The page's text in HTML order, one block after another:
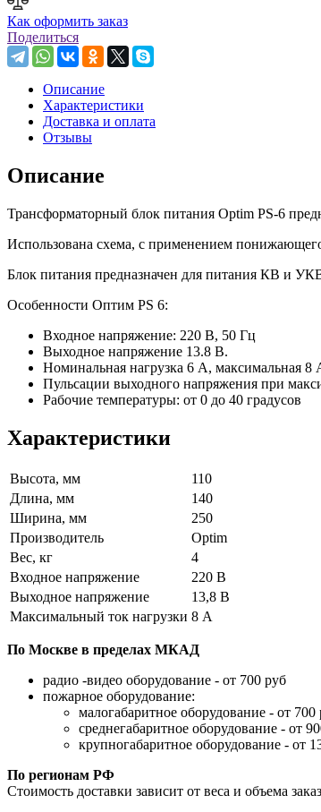
Как оформить заказ
Поделиться
Описание
Характеристики
Доставка и оплата
Отзывы
Описание
Трансформаторный блок питания Optim PS-6
Использована схема, с применением
Блок питания предназначен для питания КВ и
Особенности Оптим PS 6:
Входное напряжение: 220 В, 50 Гц
Выходное напряжение 13.8 В.
Номинальная нагрузка 6 А, максимальная 8
Пульсации выходного напряжения при
Рабочие температуры: от 0 до 40 градусов
Характеристики
Высота, мм
110
Длина, мм
140
Ширина, мм
250
Производитель
Optim
Вес, кг
4
Входное напряжение
220 В
Выходное напряжение
13,8 В
Максимальный ток нагрузки 8 А
По Москве в пределах МКАД
радио -видео оборудование - от 700 руб
пожарное оборудование:
малогабаритное оборудование - от 700
среднегабаритное оборудование - от
крупногабаритное оборудование - от
По регионам РФ
Стоимость доставки зависит от веса и объема